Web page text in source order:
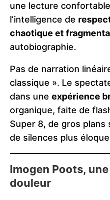
une lecture
l’intelligence de
chaotique et
autobiographie.
Pas de narration
classique ». Le
dans une expérience
organique, faite de
Super 8, de gros
de silences plus
Imogen Poots,
douleur